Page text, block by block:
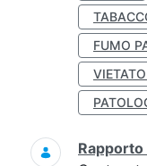
FUMO
Rapporto